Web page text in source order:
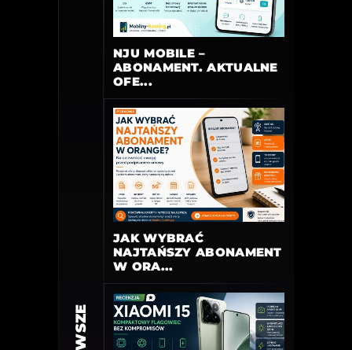
NJU MOBILE –
ABONAMENT. AKTUALNE
OFE...
JAK WYBRAĆ
NAJTAŃSZY ABONAMENT
W ORA...